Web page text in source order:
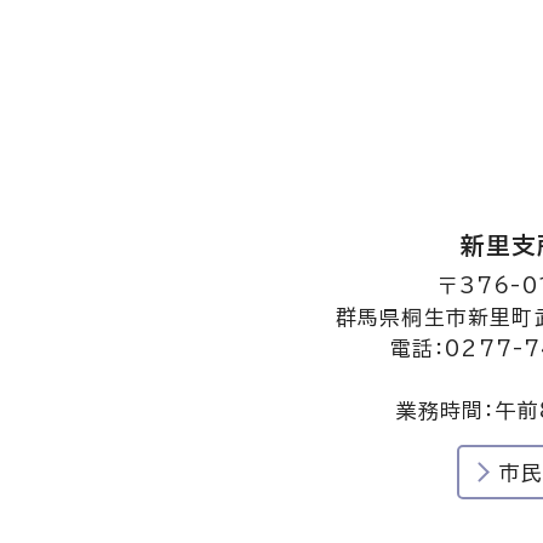
新里支
〒376-
群馬県桐生市新里
電話：0277-
業務時間：午
市